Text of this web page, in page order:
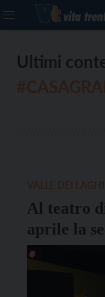
Ultimi
Al teatro
aprile la
del